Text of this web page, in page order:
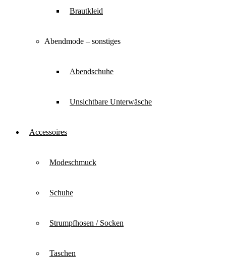
Brautkleid
Abendmode – sonstiges
Abendschuhe
Unsichtbare Unterwäsche
Accessoires
Modeschmuck
Schuhe
Strumpfhosen / Socken
Taschen